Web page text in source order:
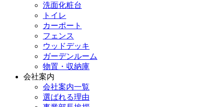
洗面化粧台
トイレ
カーポート
フェンス
ウッドデッキ
ガーデンルーム
物置・収納庫
会社案内
会社案内一覧
選ばれる理由